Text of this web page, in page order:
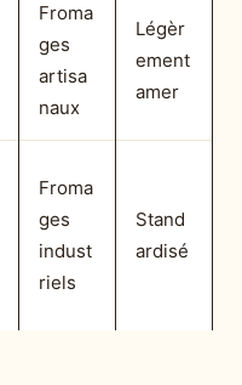
Froma
ges
artisa
naux
Légèr
ement
amer
Froma
ges
indust
riels
Stand
ardisé